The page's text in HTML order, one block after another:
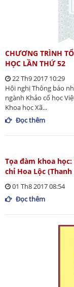
CHƯƠNG TRÌNH
HỌC LẦN THỨ 52
22 Th9 2017 10:29
Hội nghị Thông báo
ngành Khảo cổ học
Khoa học Xã...
Đọc thêm
Tọa đàm khoa
chỉ Hoa Lộc (Thanh
01 Th8 2017 08:54
Đọc thêm